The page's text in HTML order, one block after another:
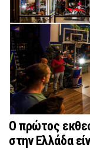
Ο πρώτος
στην Ελλάδα